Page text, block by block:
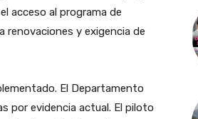
acceso al programa de
renovaciones y exigencia de
El Departamento
por evidencia actual. El piloto